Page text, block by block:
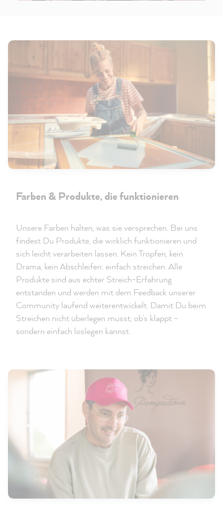
Farben & Produkte, die funktionieren
Unsere Farben halten, was sie versprechen. Bei uns
findest Du Produkte, die wirklich funktionieren und
sich leicht verarbeiten lassen. Kein Tropfen, kein
Drama, kein Abschleifen: einfach streichen. Alle
Produkte sind aus echter Streich-Erfahrung
entstanden und werden mit dem Feedback unserer
Community laufend weiterentwickelt. Damit Du beim
Streichen nicht überlegen musst, ob’s klappt –
sondern einfach loslegen kannst.